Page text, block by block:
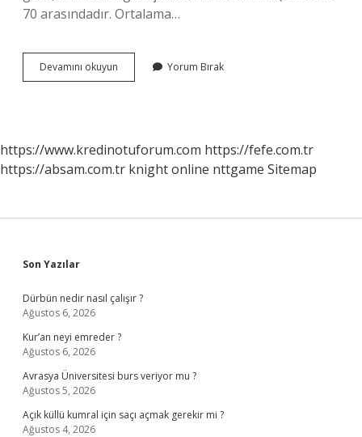
70 arasındadır. Ortalama…
Devamını okuyun
Ve
Yorum Bırak
https://www.kredinotuforum.com https://fefe.com.tr
https://absam.com.tr knight online nttgame Sitemap
Sidebar
Son Yazılar
Dürbün nedir nasıl çalışır ?
Ağustos 6, 2026
Kur’an neyi emreder ?
Ağustos 6, 2026
Avrasya Üniversitesi burs veriyor mu ?
Ağustos 5, 2026
Açık küllü kumral için saçı açmak gerekir mi ?
Ağustos 4, 2026